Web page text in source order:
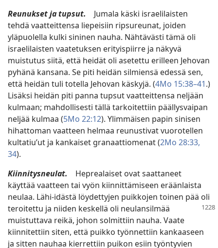
Reunukset ja tupsut. Jumala käski israelilaisten
tehdä vaatteittensa liepeisiin ripsureunat, joiden
yläpuolella kulki sininen nauha. Nähtävästi tämä oli
israelilaisten vaatetuksen erityispiirre ja näkyvä
muistutus siitä, että heidät oli asetettu erilleen Jehovan
pyhänä kansana. Se piti heidän silmiensä edessä sen,
että heidän tuli totella Jehovan käskyjä. (4Mo 15:38–41.)
Lisäksi heidän piti panna tupsut vaatteittensa neljään
kulmaan; mahdollisesti tällä tarkoitettiin päällysvaipan
neljää kulmaa (5Mo 22:12). Ylimmäisen papin sinisen
hihattoman vaatteen helmaa reunustivat vuorotellen
kultatiu’ut ja kankaiset granaattiomenat (2Mo 28:33,
34).
Kiinnitysneulat. Heprealaiset ovat saattaneet
käyttää vaatteen tai vyön kiinnittämiseen eräänlaista
neulaa. Lähi-idästä löydettyjen puikkojen toinen pää oli
teroitettu ja niiden keskellä oli neulansilmää
muistuttava reikä, johon solmittiin nauha. Vaate
kiinnitettiin siten, että puikko työnnettiin kankaaseen
ja sitten nauhaa kierrettiin puikon esiin työntyvien